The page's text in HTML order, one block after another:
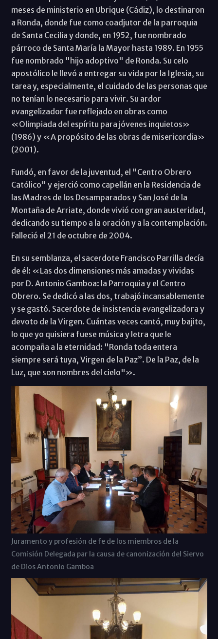
meses de ministerio en Ubrique (Cádiz), lo destinaron
a Ronda, donde fue como coadjutor de la parroquia
de Santa Cecilia y donde, en 1952, fue nombrado
párroco de Santa María la Mayor hasta 1989. En 1955
fue nombrado "hijo adoptivo" de Ronda. Su celo
apostólico le llevó a entregar su vida por la Iglesia, su
tarea y, especialmente, el cuidado de las personas que
no tenían lo necesario para vivir. Su ardor
evangelizador fue reflejado en obras como
«Olimpiada del espíritu para jóvenes inquietos»
(1986) y «A propósito de las obras de misericordia»
(2001).
Fundó, en favor de la juventud, el "Centro Obrero
Católico" y ejerció como capellán en la Residencia de
las Madres de los Desamparados y San José de la
Montaña de Arriate, donde vivió con gran austeridad,
dedicando su tiempo a la oración y a la contemplación.
Falleció el 21 de octubre de 2004.
En su semblanza, el sacerdote Francisco Parrilla decía
de él: «Las dos dimensiones más amadas y vividas
por D. Antonio Gamboa: la Parroquia y el Centro
Obrero. Se dedicó a las dos, trabajó incansablemente
y se gastó. Sacerdote de insistencia evangelizadora y
devoto de la Virgen. Cuántas veces cantó, muy bajito,
lo que yo quisiera fuese música y letra que le
acompaña a la eternidad: "Ronda toda entera
siempre será tuya, Virgen de la Paz”. De la Paz, de la
Luz, que son nombres del cielo"».
Juramento y profesión de fe de los miembros de la
Comisión Delegada par la causa de canonización del Siervo
de Dios Antonio Gamboa